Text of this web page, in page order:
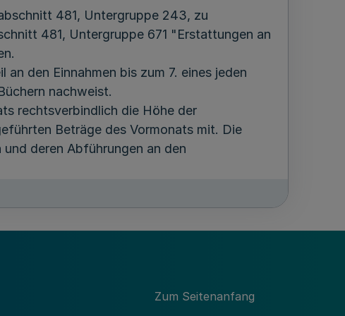
481, Untergruppe 243, zu
481, Untergruppe 671 "Erstattungen an
den Einnahmen bis zum 7. eines jeden
nachweist.
rechtsverbindlich die Höhe der
Beträge des Vormonats mit. Die
und deren Abführungen an den
die Höhe des
Zum Seitenanfang